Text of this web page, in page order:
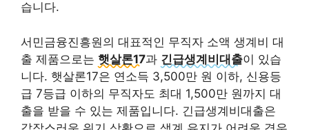
습니다.
서민금융진흥원의 대표적인 무직자 소액 생계비 대
출 제품으로는 햇살론17과 긴급생계비대출이 있습
니다. 햇살론17은 연소득 3,500만 원 이하, 신용등
급 7등급 이하의 무직자도 최대 1,500만 원까지 대
출을 받을 수 있는 제품입니다. 긴급생계비대출은